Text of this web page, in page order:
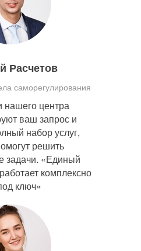
Расчетов
саморегулирования
нашего центра
ваш запрос и
набор услуг,
решить
задачи. «Единый
комплексно
ключ»